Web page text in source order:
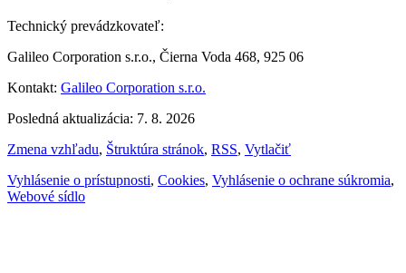
Technický prevádzkovateľ:
Galileo Corporation s.r.o., Čierna Voda 468, 925 06
Kontakt: Galileo Corporation s.r.o.
Posledná aktualizácia: 7. 8. 2026
Zmena vzhľadu, Štruktúra stránok, RSS, Vytlačiť
Vyhlásenie o prístupnosti, Cookies, Vyhlásenie o ochrane súkromia,
Webové sídlo